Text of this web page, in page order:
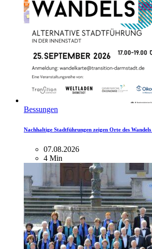
Bessungen
Nachhaltige Stadtführungen zeigen Orte des
07.08.2026
4 Min